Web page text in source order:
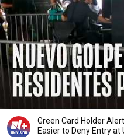
Green Card Holder
Easier to Deny Entry at